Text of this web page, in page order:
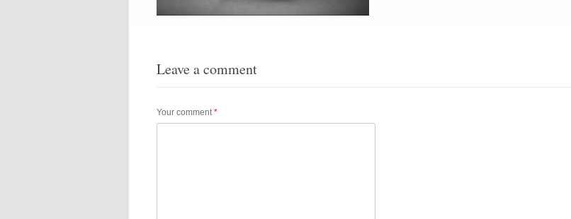
Leave a comment
Your comment*